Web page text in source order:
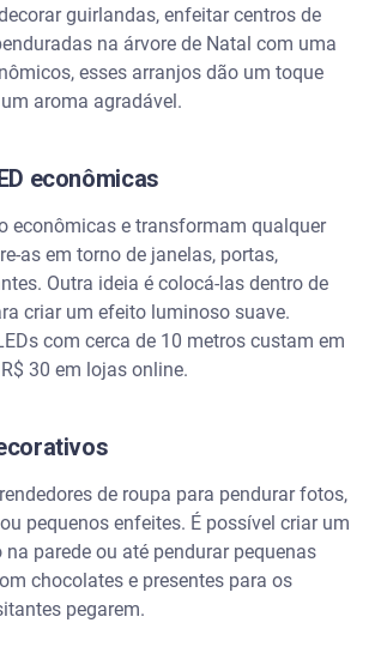
guirlandas, enfeitar centros de
na árvore de Natal com uma
esses arranjos dão um toque
aroma agradável.
econômicas
econômicas e transformam qualquer
as em torno de janelas, portas,
Outra ideia é colocá-las dentro de
criar um efeito luminoso suave.
com cerca de 10 metros custam em
30 em lojas online.
de roupa para pendurar fotos,
pequenos enfeites. É possível criar um
parede ou até pendurar pequenas
chocolates e presentes para os
pegarem.